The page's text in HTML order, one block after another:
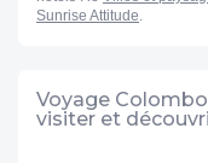
Bouddha.
- Prévoir un spray anti-
- COURANT
Sunrise Attitude.
Voyage Colombo
visiter et